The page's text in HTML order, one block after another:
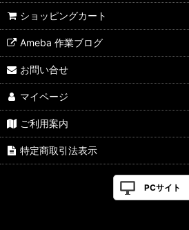
ショッピングカート
Ameba 作業ブログ
お問い合せ
マイページ
ご利用案内
特定商取引法表示
PCサイト